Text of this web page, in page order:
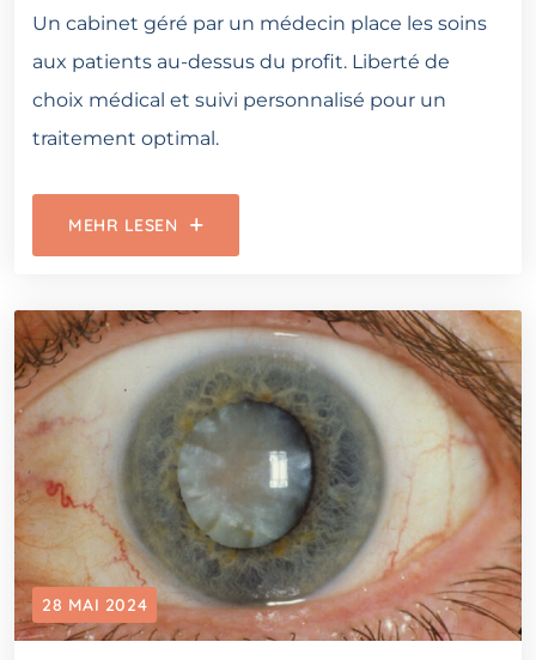
Un cabinet géré par un médecin place les soins
aux patients au-dessus du profit. Liberté de
choix médical et suivi personnalisé pour un
traitement optimal.
MEHR LESEN
28 MAI 2024